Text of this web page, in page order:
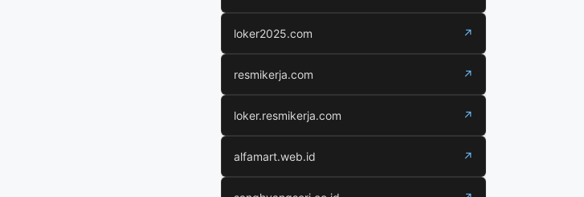
loker2025.com ↗
resmikerja.com ↗
loker.resmikerja.com ↗
alfamart.web.id ↗